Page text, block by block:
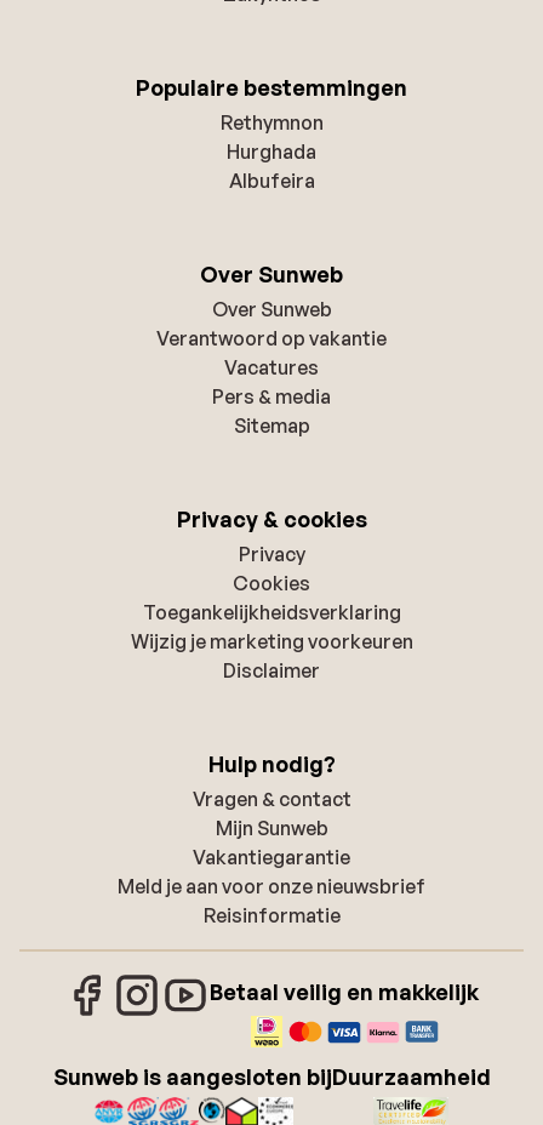
Populaire bestemmingen
Rethymnon
Hurghada
Albufeira
Over Sunweb
Over Sunweb
Verantwoord op vakantie
Vacatures
Pers & media
Sitemap
Privacy & cookies
Privacy
Cookies
Toegankelijkheidsverklaring
Wijzig je marketing voorkeuren
Disclaimer
Hulp nodig?
Vragen & contact
Mijn Sunweb
Vakantiegarantie
Meld je aan voor onze nieuwsbrief
Reisinformatie
Betaal veilig en makkelijk
Sunweb is aangesloten bijDuurzaamheid